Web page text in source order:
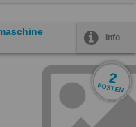
Info
2
POSTEN